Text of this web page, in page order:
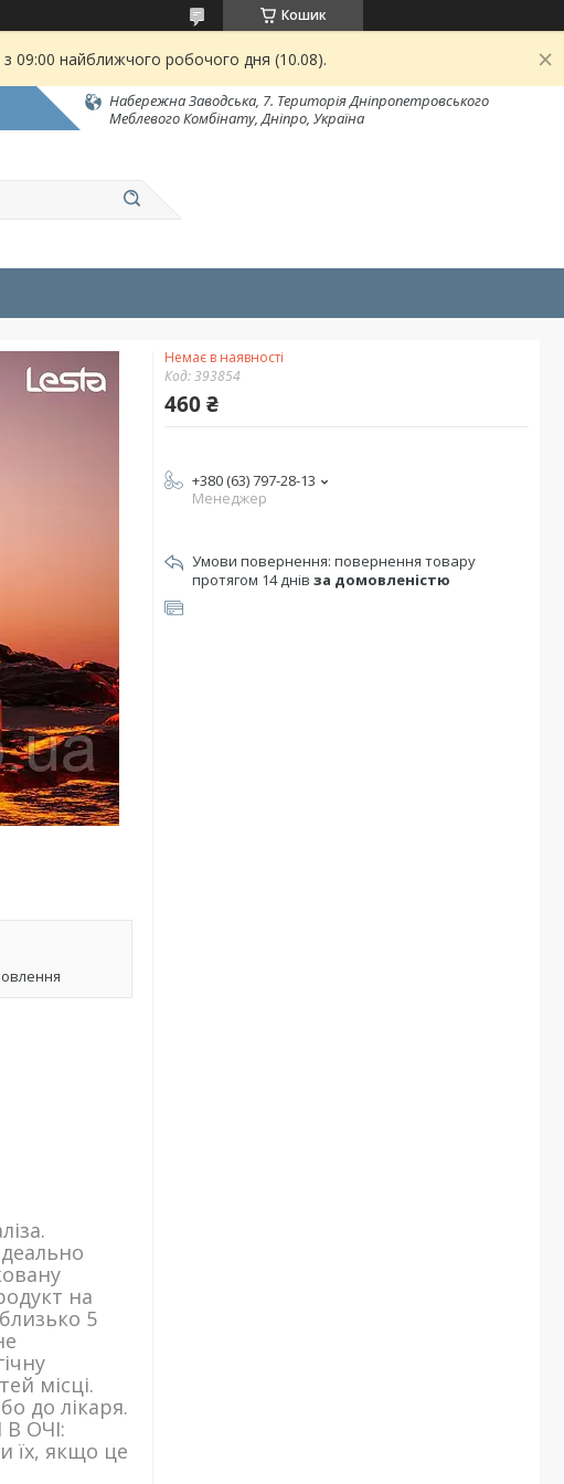
Кошик
09:00 найближчого робочого дня (10.08).
Набережна Заводська, 7. Територія Дніпропетровського
Меблевого Комбінату, Дніпро, Україна
на
5
місці.
до лікаря.
ОЧІ:
їх, якщо це
Немає в наявності
Код:393854
460 ₴
+380 (63) 797-28-13
Менеджер
повернення товару
протягом 14 днів за домовленістю